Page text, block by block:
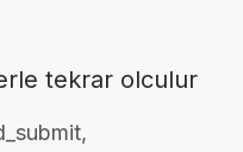
tekrar olculur